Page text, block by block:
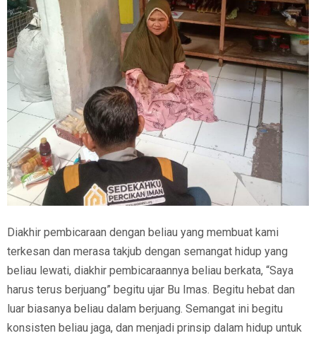
Diakhir pembicaraan dengan beliau yang membuat kami
terkesan dan merasa takjub dengan semangat hidup yang
beliau lewati, diakhir pembicaraannya beliau berkata, “Saya
harus terus berjuang” begitu ujar Bu Imas. Begitu hebat dan
luar biasanya beliau dalam berjuang. Semangat ini begitu
konsisten beliau jaga, dan menjadi prinsip dalam hidup untuk